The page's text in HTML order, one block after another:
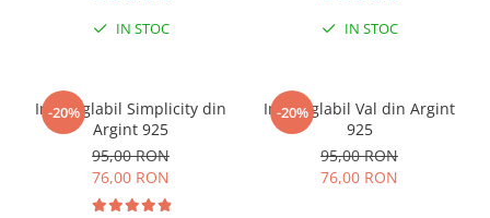
IN STOC IN STOC
-20%
Inel reglabil Simplicity din
Argint 925
95,00 RON
76,00 RON
-20%
Inel reglabil Val din Argint
925
95,00 RON
76,00 RON